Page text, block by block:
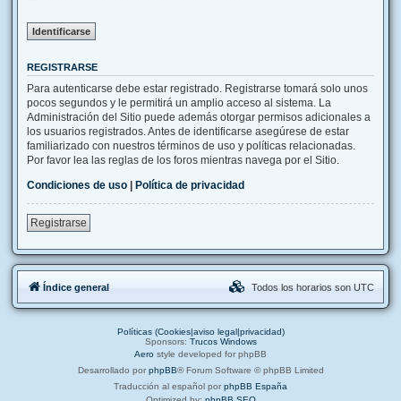
REGISTRARSE
Para autenticarse debe estar registrado. Registrarse tomará solo unos
pocos segundos y le permitirá un amplio acceso al sistema. La
Administración del Sitio puede además otorgar permisos adicionales a
los usuarios registrados. Antes de identificarse asegúrese de estar
familiarizado con nuestros términos de uso y políticas relacionadas.
Por favor lea las reglas de los foros mientras navega por el Sitio.
Condiciones de uso | Política de privacidad
Registrarse
Índice general Todos los horarios son UTC
Políticas (Cookies|aviso legal|privacidad)
Sponsors: Trucos Windows
Aero style developed for phpBB
Desarrollado por phpBB® Forum Software © phpBB Limited
Traducción al español por phpBB España